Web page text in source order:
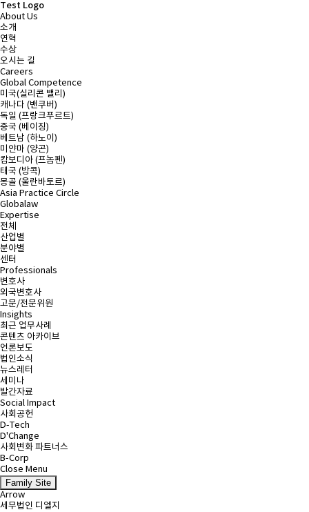
Test Logo
About Us
소개
연혁
수상
오시는 길
Careers
Global Competence
미국(실리콘 밸리)
캐나다 (밴쿠버)
독일 (프랑크푸르트)
중국 (베이징)
베트남 (하노이)
미얀마 (양곤)
캄보디아 (프놈펜)
태국 (방콕)
몽골 (울란바토르)
Asia Practice Circle
Globalaw
Expertise
전체
산업별
분야별
센터
Professionals
변호사
외국변호사
고문/전문위원
Insights
최근 업무사례
콘텐츠 아카이브
언론보도
법인소식
뉴스레터
세미나
발간자료
Social Impact
사회공헌
D-Tech
D'Change
사회변화 파트너스
B-Corp
Close Menu
Family Site
Arrow
세무법인 디엘지